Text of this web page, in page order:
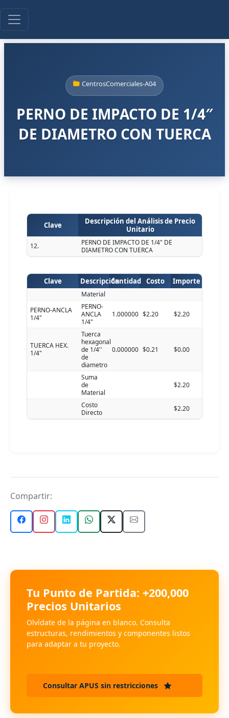
CentrosComerciales-A04
PERNO DE IMPACTO DE 1/4″
DE DIAMETRO CON TUERCA
Clave
Descripción del Análisis de Precio
Unitario
12.
PERNO DE IMPACTO DE 1/4" DE
DIAMETRO CON TUERCA
Clave DescripciónCantidad Costo Importe
Material
PERNO-ANCLA
1/4"
PERNO-
ANCLA
1/4"
1.000000 $2.20 $2.20
TUERCA HEX.
1/4"
Tuerca
hexagonal
de 1/4''
de
diametro
0.000000 $0.21 $0.00
Suma
de
Material
$2.20
Costo
Directo
$2.20
Compartir:
Tu Punto de Partida: +200,000
Precios Unitarios
Olvídate de la página en blanco. Consulta
estructuras, rendimientos y componentes listos
para adaptar a tu proyecto.
Consultar APUS sin restricciones